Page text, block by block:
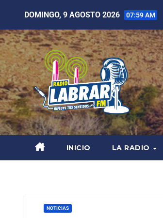
DOMINGO, 9 AGOSTO 2026 07:59 AM
INICIO LA RADIO
NOTICIAS